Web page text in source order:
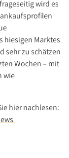
wird es
hiesigen Marktes
sehr zu schätzen
Wochen – mit
wie
hier nachlesen: